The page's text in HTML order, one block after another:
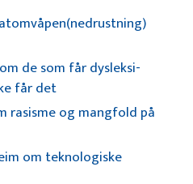
de som får dysleksi-
får det
rasisme og mangfold på
om teknologiske